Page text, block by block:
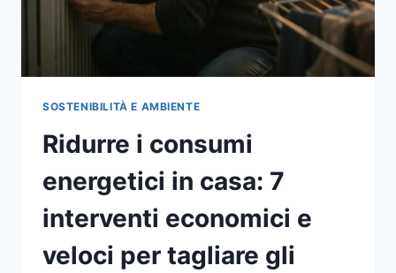
SOSTENIBILITÀ E AMBIENTE
Ridurre i consumi
energetici in casa: 7
interventi economici e
veloci per tagliare gli